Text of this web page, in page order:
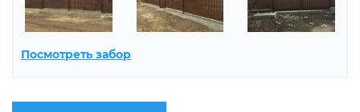
Посмотреть забор